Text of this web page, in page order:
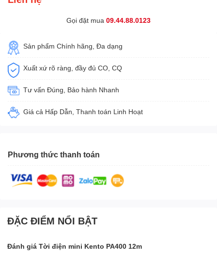
Gọi đặt mua 09.44.88.0123
Sản phẩm Chính hãng, Đa dạng
Xuất xứ rõ ràng, đầy đủ CO, CQ
Tư vấn Đúng, Bảo hành Nhanh
Giá cả Hấp Dẫn, Thanh toán Linh Hoạt
Phương thức thanh toán
ĐẶC ĐIỂM NỔI BẬT
Đánh giá Tời điện mini Kento PA400 12m